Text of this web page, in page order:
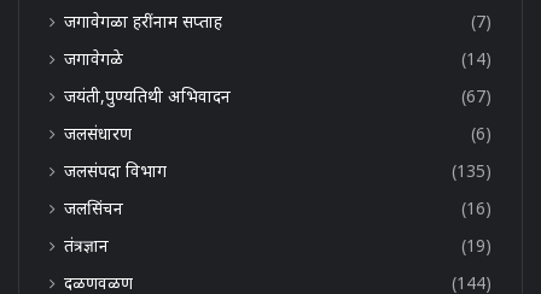
जगावेगळा हरींनाम सप्ताह
(7)
जगावेगळे
(14)
जयंती,पुण्यतिथी अभिवादन
(67)
जलसंधारण
(6)
जलसंपदा विभाग
(135)
जलसिंचन
(16)
तंत्रज्ञान
(19)
दळणवळण
(144)